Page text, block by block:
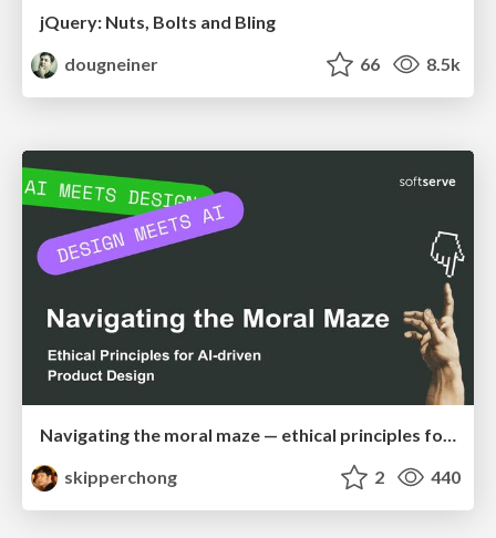
jQuery: Nuts, Bolts and Bling
dougneiner
66 8.5k
Navigating the moral maze — ethical principles for Al-driven product design
skipperchong
2 440